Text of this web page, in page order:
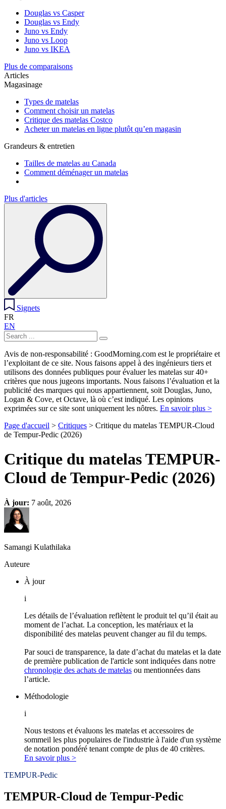
Douglas vs Casper
Douglas vs Endy
Juno vs Endy
Juno vs Loop
Juno vs IKEA
Plus de comparaisons
Articles
Magasinage
Types de matelas
Comment choisir un matelas
Critique des matelas Costco
Acheter un matelas en ligne plutôt qu’en magasin
Grandeurs & entretien
Tailles de matelas au Canada
Comment déménager un matelas
Plus d'articles
Signets
FR
EN
Avis de non-responsabilité : GoodMorning.com est le propriétaire et
l’exploitant de ce site. Nous faisons appel à des ingénieurs tiers et
utilisons des données publiques pour évaluer les matelas sur 40+
critères que nous jugeons importants. Nous faisons l’évaluation et la
publicité des marques qui nous appartiennent, soit Douglas, Juno,
Logan & Cove, et Octave, là où c’est indiqué. Les opinions
exprimées sur ce site sont uniquement les nôtres. En savoir plus >
Page d'accueil > Critiques > Critique du matelas TEMPUR-Cloud
de Tempur-Pedic (2026)
Critique du matelas TEMPUR-
Cloud de Tempur-Pedic (2026)
À jour: 7 août, 2026
Samangi Kulathilaka
Auteure
À jour
i
Les détails de l’évaluation reflètent le produit tel qu’il était au
moment de l’achat. La conception, les matériaux et la
disponibilité des matelas peuvent changer au fil du temps.
Par souci de transparence, la date d’achat du matelas et la date
de première publication de l'article sont indiquées dans notre
chronologie des achats de matelas ou mentionnées dans
l’article.
Méthodologie
i
Nous testons et évaluons les matelas et accessoires de
sommeil les plus populaires de l'industrie à l'aide d'un système
de notation pondéré tenant compte de plus de 40 critères.
En savoir plus >
TEMPUR-Pedic
TEMPUR-Cloud de Tempur-Pedic